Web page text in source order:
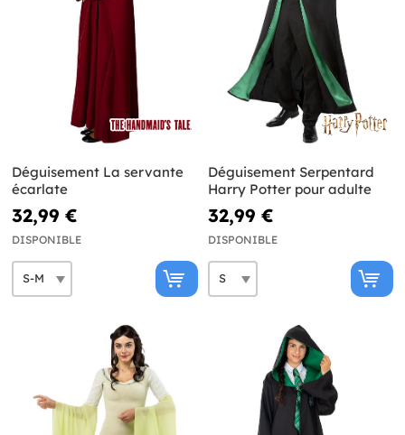
Déguisement La servante
écarlate
32,99 €
DISPONIBLE
Déguisement Serpentard
Harry Potter pour adulte
32,99 €
DISPONIBLE